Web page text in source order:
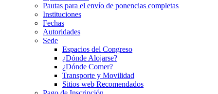
Pautas para el envío de ponencias completas
Instituciones
Fechas
Autoridades
Sede
Espacios del Congreso
¿Dónde Alojarse?
¿Dónde Comer?
Transporte y Movilidad
Sitios web Recomendados